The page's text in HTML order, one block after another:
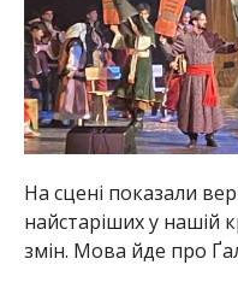
На сцені показали
найстаріших у нашій
змін. Мова йде про